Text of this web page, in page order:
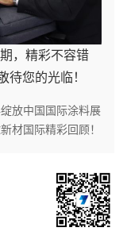
，精彩不容错
待您的光临！
放中国国际涂料展
材国际精彩回顾！